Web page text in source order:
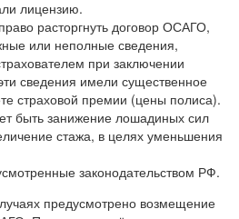
лицензию.
расторгнуть договор ОСАГО,
или неполные сведения,
при заключении
сведения имели существенное
страховой премии (цены полиса).
быть занижение лошадиных сил
стажа, в целях уменьшения
законодательством РФ.
предусмотрено возмещение